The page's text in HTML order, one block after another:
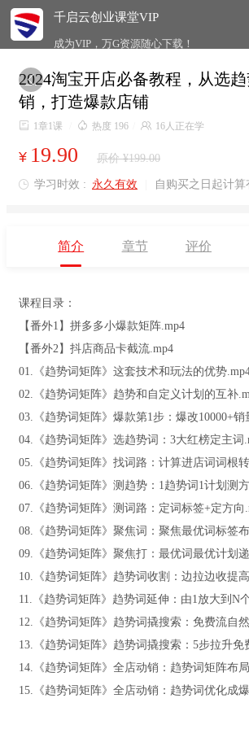
千启云创业课堂VIP
成为VIP，万G资源随心下载！

2024淘宝开店必备教程，从选
销，打造爆款店铺
 1章1课  热度 196  16人正在学
¥ 19.90 原价 ¥199.00
 学习时效 : 永久有效 自购买之日起计算
简介 章节 评价
课程目录：
【番外1】拼多多小爆款矩阵.mp4
【番外2】抖店商品卡截流.mp4
01.《趋势词矩阵》这套技术和玩法的优势
02.《趋势词矩阵》趋势和自定义计划的互补
03.《趋势词矩阵》爆款第1步：爆改10000+销
04.《趋势词矩阵》选趋势词：3大红榜定主词
05.《趋势词矩阵》找词路：计算进店词词根
06.《趋势词矩阵》测趋势：1趋势词1计划测
07.《趋势词矩阵》测词路：定词标签+定方向
08.《趋势词矩阵》聚焦词：聚焦最优词标签
09.《趋势词矩阵》聚焦打：最优词最优计划
10.《趋势词矩阵》趋势词收割：边拉边收提
11.《趋势词矩阵》趋势词延伸：由1放大到N
12.《趋势词矩阵》趋势词撬搜索：免费流自
13.《趋势词矩阵》趋势词撬搜索：5步拉升免
14.《趋势词矩阵》全店动销：趋势词矩阵布
15.《趋势词矩阵》全店动销：趋势词优化成